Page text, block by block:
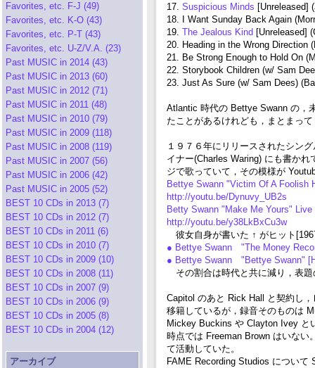
Favorites, etc. F-J (49)
Favorites, etc. K-O (43)
Favorites, etc. P-T (43)
Favorites, etc. U-Z/V.A. (23)
Past MUSIC in 2014 (43)
Past MUSIC in 2013 (60)
Past MUSIC in 2012 (71)
Past MUSIC in 2011 (48)
Past MUSIC in 2010 (79)
Past MUSIC in 2009 (118)
Past MUSIC in 2008 (119)
Past MUSIC in 2007 (56)
Past MUSIC in 2006 (42)
Past MUSIC in 2005 (52)
BEST 10 CDs in 2013 (7)
BEST 10 CDs in 2012 (7)
BEST 10 CDs in 2011 (6)
BEST 10 CDs in 2010 (7)
BEST 10 CDs in 2009 (10)
BEST 10 CDs in 2008 (11)
BEST 10 CDs in 2007 (9)
BEST 10 CDs in 2006 (9)
BEST 10 CDs in 2005 (8)
BEST 10 CDs in 2004 (12)
アーカイブ
17. Suspicious Minds [Unreleased]
18. I Want Sunday Back Again
19. The Jealous Kind [Unreleased]
20. Heading in the Wrong Direction
21. Be Strong Enough to Hold On
22. Storybook Children (w/ Sam
23. Just As Sure (w/ Sam Dees)
Atlantic 時代の Bettye Swann の，
たことがあるけれども，まとまっ
１９７６年にリリースされたシン
イナー(Charles Waring) にも書か
ジで歌っていて，その模様が
Bettye Swann "Victim Of A Foolish
http://youtu.be/Dynuvy_UB2s
Betty Swann "Make Me Yours"
http://youtu.be/y38LkBxCu3w
彼女自身が書いた ↑ がヒット
● Bettye Swann "The Money
● Bettye Swann "Bettye Swann"
その割合は時代と共に減り，表
Capitol のあと Rick Hall と契約し
移籍しているが，録音そのものは
Mickey Buckins や Clayton Ivey と
時点では Freeman Brown はいな
て活動していた。
FAME Recording Studios について